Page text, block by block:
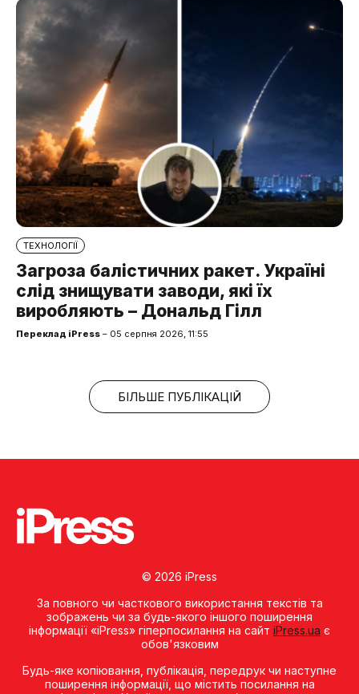
ТЕХНОЛОГІЇ
Загроза балістичних ракет. Україні
слід знищувати заводи, які їх
виробляють – Дональд Гілл
Переклад iPress – 05 серпня 2026, 11:55
БІЛЬШЕ ПУБЛІКАЦІЙ
© 2026 iPress
За повного чи часткового використання текстів та
зображень чи за будь-якого іншого поширення
інформації «iPress» гіперпосилання на сайт iPress.ua є
обов'язковим
Будь-яке копiювання, публiкацiя, передрук чи наступне
поширення iнформацiї, що мiстить посилання на